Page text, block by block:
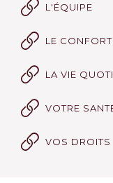
L'ÉQUIPE
LE
LA VIE
VOTRE
VOS DROITS